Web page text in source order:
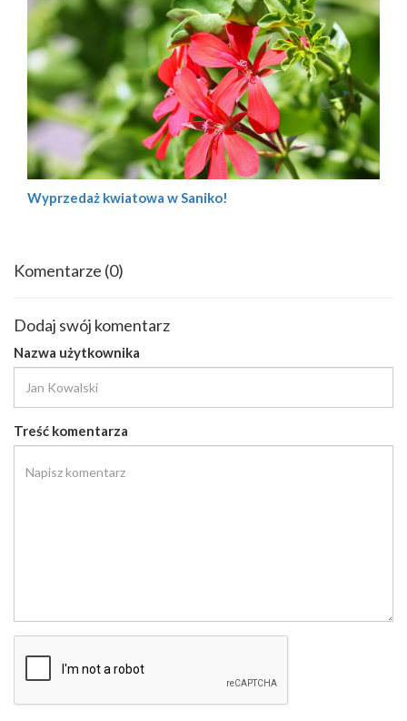
Wyprzedaż kwiatowa w Saniko!
Komentarze (0)
Dodaj swój komentarz
Nazwa użytkownika
Treść komentarza